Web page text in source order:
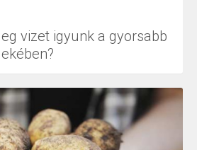
vizet igyunk a gyorsabb